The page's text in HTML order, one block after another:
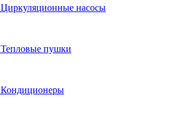
Циркуляционные насосы
Тепловые пушки
Кондиционеры